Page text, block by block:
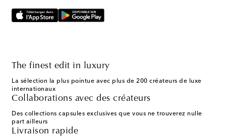
The finest edit in luxury
La sélection la plus pointue avec plus de 200 créateurs de luxe
internationaux
Collaborations avec des créateurs
Des collections capsules exclusives que vous ne trouverez nulle
part ailleurs
Livraison rapide